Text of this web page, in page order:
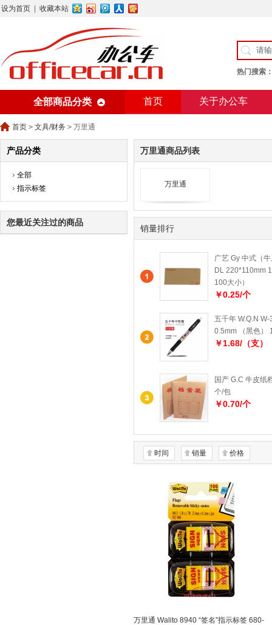
设为首页 收藏本站
热门搜索
全部商品分类 首页 关于办公车
首页 > 文具/财务 > 万里通
产品分类
全部
指示标签
您最近关注过的商品
万里通商品列表
万里通
销量排行
广艺 Gy 中式（
DL 220*110mm
100大小）
￥0.25/个
五千年 W.Q.N
0.5mm （黑色）
￥1.68/（支）
国产 G.C 牛皮纸
个/包
￥0.70/个
时间 销量 价格
万里通 Walito 8940 “签名”指示标签 680-